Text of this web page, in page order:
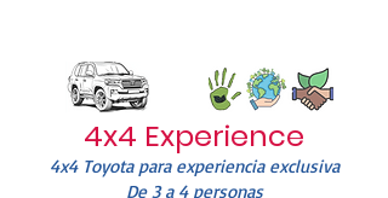
4x4 Experience
4x4 Toyota para experiencia exclusiva
De 3 a 4 personas